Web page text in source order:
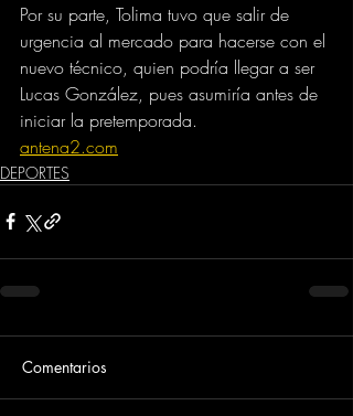
Por su parte, Tolima tuvo que salir de
urgencia al mercado para hacerse con el
nuevo técnico, quien podría llegar a ser
Lucas González, pues asumiría antes de
iniciar la pretemporada.
antena2.com
DEPORTES
Comentarios